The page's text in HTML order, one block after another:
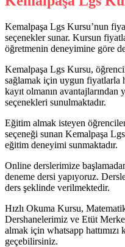
Kemalpaşa Lgs Kursu’nun
seçenekler sunar. Kursun
öğretmenin deneyimine göre
Kemalpaşa Lgs Kursu,
sağlamak için uygun fiyatlarla
kayıt olmanın
seçenekleri sunulmaktadır.
Eğitim almak isteyen
seçeneği sunan Kemalpaşa
eğitim deneyimi sunmaktadır.
Online derslerimize
deneme dersi yapıyoruz.
ders şeklinde verilmektedir.
Hızlı Okuma Kursu,
Dershanelerimiz ve Etüt
almak için whatsapp
geçebilirsiniz.